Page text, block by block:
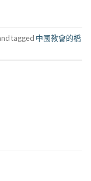
tagged 中國教會的橋